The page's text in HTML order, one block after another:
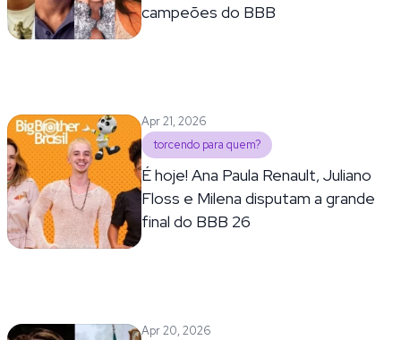
campeões do BBB
Apr 21, 2026
torcendo para quem?
É hoje! Ana Paula Renault, Juliano
Floss e Milena disputam a grande
final do BBB 26
Apr 20, 2026